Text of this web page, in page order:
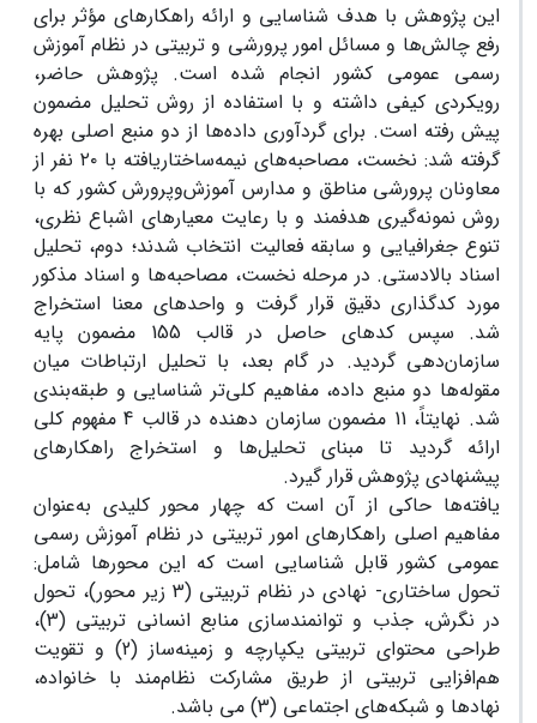
این پژوهش با هدف شناسایی و ارائه راهکارهای مؤثر برای
رفع چالش‌ها و مسائل امور پرورشی و تربیتی در نظام آموزش
رسمی عمومی کشور انجام شده است. پژوهش حاضر،
رویکردی کیفی داشته و با استفاده از روش تحلیل مضمون
پیش رفته است. برای گردآوری داده‌ها از دو منبع اصلی بهره
گرفته شد: نخست، مصاحبه‌های نیمه‌ساختاریافته با ۲۰ نفر از
معاونان پرورشی مناطق و مدارس آموزش‌وپرورش کشور که با
روش نمونه‌گیری هدفمند و با رعایت معیارهای اشباع نظری،
تنوع جغرافیایی و سابقه فعالیت انتخاب شدند؛ دوم، تحلیل
اسناد بالادستی. در مرحله نخست، مصاحبه‌ها و اسناد مذکور
مورد کدگذاری دقیق قرار گرفت و واحدهای معنا استخراج
شد. سپس کدهای حاصل در قالب 155 مضمون پایه
سازمان‌دهی گردید. در گام بعد، با تحلیل ارتباطات میان
مقوله‌ها دو منبع داده، مفاهیم کلی‌تر شناسایی و طبقه‌بندی
شد. نهایتاً، 11 مضمون سازمان دهنده در قالب 4 مفهوم کلی
ارائه گردید تا مبنای تحلیل‌ها و استخراج راهکارهای
پیشنهادی پژوهش قرار گیرد.
یافته‌ها حاکی از آن است که چهار محور کلیدی به‌عنوان
مفاهیم اصلی راهکارهای امور تربیتی در نظام آموزش رسمی
عمومی کشور قابل شناسایی است که این محورها شامل:
تحول ساختاری- نهادی در نظام تربیتی (3 زیر محور)، تحول
در نگرش، جذب و توانمندسازی منابع انسانی تربیتی (3)،
طراحی محتوای تربیتی یکپارچه و زمینه‌ساز (2) و تقویت
هم‌افزایی تربیتی از طریق مشارکت نظام‌مند با خانواده،
نهادها و شبکه‌های اجتماعی (3) می باشد.